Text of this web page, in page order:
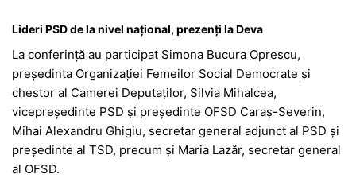
Lideri PSD de la nivel național, prezenți la Deva
La conferință au participat Simona Bucura Oprescu,
președinta Organizației Femeilor Social Democrate și
chestor al Camerei Deputaților, Silvia Mihalcea,
vicepreședinte PSD și președinte OFSD Caraș-Severin,
Mihai Alexandru Ghigiu, secretar general adjunct al PSD și
președinte al TSD, precum și Maria Lazăr, secretar general
al OFSD.